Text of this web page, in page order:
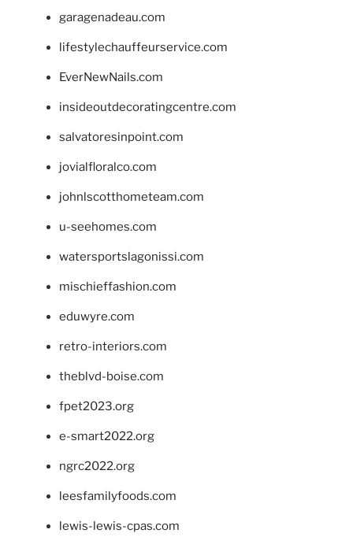
garagenadeau.com
lifestylechauffeurservice.com
EverNewNails.com
insideoutdecoratingcentre.com
salvatoresinpoint.com
jovialfloralco.com
johnlscotthometeam.com
u-seehomes.com
watersportslagonissi.com
mischieffashion.com
eduwyre.com
retro-interiors.com
theblvd-boise.com
fpet2023.org
e-smart2022.org
ngrc2022.org
leesfamilyfoods.com
lewis-lewis-cpas.com